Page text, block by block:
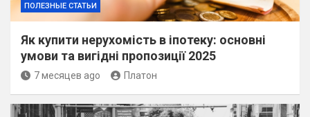
ПОЛЕЗНЫЕ СТАТЬИ
Як купити нерухомість в іпотеку: основні
умови та вигідні пропозиції 2025
7 месяцев ago Платон